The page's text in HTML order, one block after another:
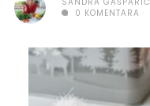
0 KOMENTARA